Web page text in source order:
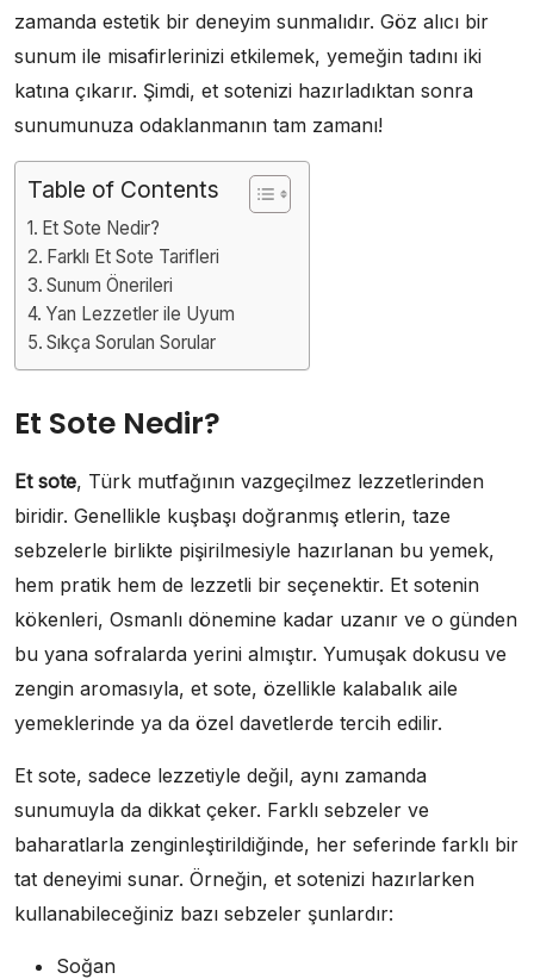
zamanda estetik bir deneyim sunmalıdır. Göz alıcı bir
sunum ile misafirlerinizi etkilemek, yemeğin tadını iki
katına çıkarır. Şimdi, et sotenizi hazırladıktan sonra
sunumunuza odaklanmanın tam zamanı!
Table of Contents
Et Sote Nedir?
Farklı Et Sote Tarifleri
Sunum Önerileri
Yan Lezzetler ile Uyum
Sıkça Sorulan Sorular
Et Sote Nedir?
Et sote, Türk mutfağının vazgeçilmez lezzetlerinden
biridir. Genellikle kuşbaşı doğranmış etlerin, taze
sebzelerle birlikte pişirilmesiyle hazırlanan bu yemek,
hem pratik hem de lezzetli bir seçenektir. Et sotenin
kökenleri, Osmanlı dönemine kadar uzanır ve o günden
bu yana sofralarda yerini almıştır. Yumuşak dokusu ve
zengin aromasıyla, et sote, özellikle kalabalık aile
yemeklerinde ya da özel davetlerde tercih edilir.
Et sote, sadece lezzetiyle değil, aynı zamanda
sunumuyla da dikkat çeker. Farklı sebzeler ve
baharatlarla zenginleştirildiğinde, her seferinde farklı bir
tat deneyimi sunar. Örneğin, et sotenizi hazırlarken
kullanabileceğiniz bazı sebzeler şunlardır:
Soğan